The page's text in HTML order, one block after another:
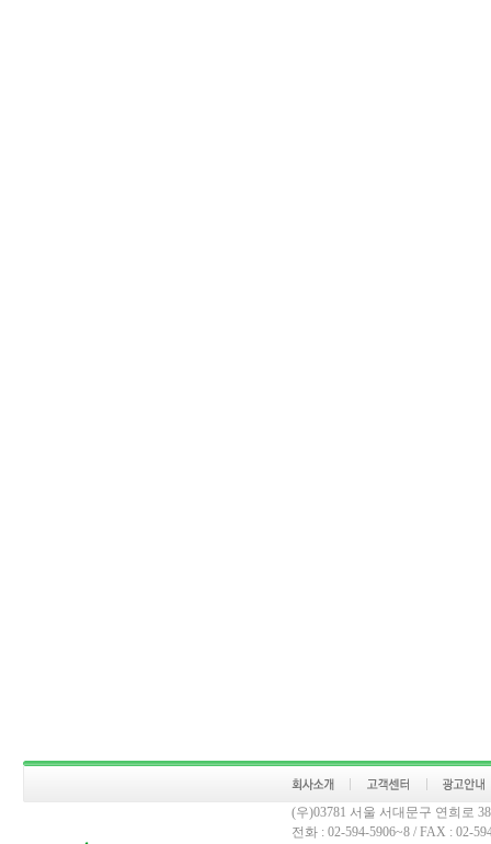
(우)03781 서울 서대문구 연희로
전화 : 02-594-5906~8 / FAX : 02-